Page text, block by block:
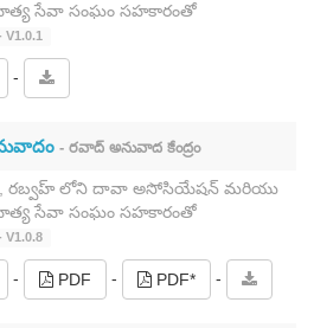
సేవా సంఘం సహకారంతో
V1.0.1
-
- రవాద్ అనువాద కేంద్రం
రబ్వహ్ లోని దావా అసోసియేషన్ మరియు
సేవా సంఘం సహకారంతో
V1.0.8
- PDF - PDF* -